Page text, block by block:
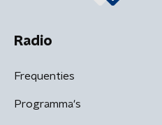
Radio
Frequenties
Programma's